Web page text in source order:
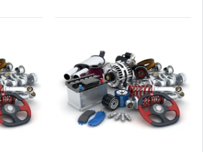
55190344 1535535